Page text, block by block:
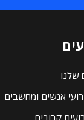
שלנו
אנשים ומחשבים